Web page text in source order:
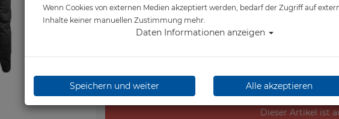
697,00 €*
Dieser Artikel ist
Wenn Cookies von externen Medien akzeptiert werden, bedarf der Zugriff auf
Inhalte keiner manuellen Zustimmung mehr.
Daten Informationen anzeigen
Speichern und weiter Alle akzeptieren